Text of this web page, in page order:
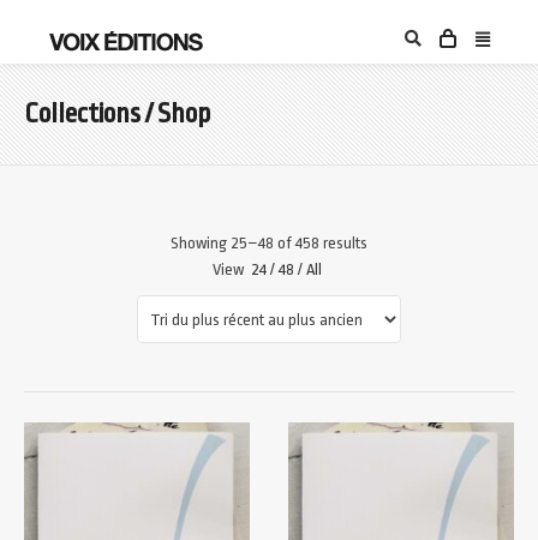
Collections / Shop
Showing 25–48 of 458 results
View 24 / 48 / All